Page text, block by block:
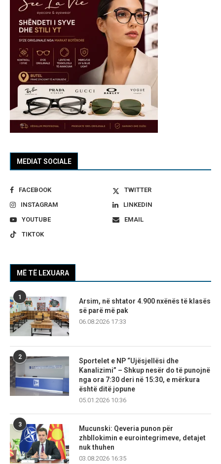
MEDIAT SOCIALE
FACEBOOK
TWITTER
INSTAGRAM
LINKEDIN
YOUTUBE
EMAIL
TIKTOK
MË TË LEXUARA
1
Arsim, në shtator 4.900 nxënës të klasës
së parë më pak
06.08.2026 17:33
2
Sportelet e NP “Ujësjellësi dhe
Kanalizimi” – Shkup nesër do të punojnë
nga ora 7:30 deri në 15:30, e mërkura
është ditë jopune
05.01.2026 10:36
3
Mucunski: Qeveria punon për
zhbllokimin e eurointegrimeve, detajet
nuk thuhen
03.08.2026 16:35